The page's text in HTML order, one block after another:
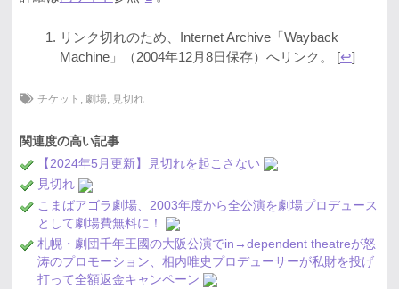
リンク切れのため、Internet Archive「Wayback
Machine」（2004年12月8日保存）へリンク。 [↩]
チケット 劇場, 見切れ
関連度の高い記事
【2024年5月更新】見切れを起こさない
見切れ
こまばアゴラ劇場、2003年度から全公演を劇場プロデュース
として劇場費無料に！
札幌・劇団千年王國の大阪公演でin→dependent theatreが怒
涛のプロモーション、相内唯史プロデューサーが私財を投げ
打って全額返金キャンペーン